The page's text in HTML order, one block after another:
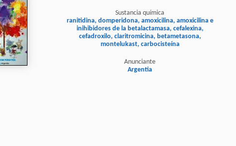
Sustancia química
ranitidina, domperidona, amoxicilina, amoxicilina e
inihibidores de la betalactamasa, cefalexina,
cefadroxilo, claritromicina, betametasona,
montelukast, carbocisteína
Anunciante
Argentia